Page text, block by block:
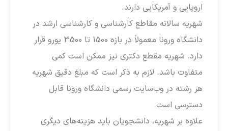
اروپایی و آمریکایی دارند.
شهریه سالانه مقاطع کارشناسی و کارشناسی ارشد در
دانشگاه ورونا معمولاً در بازه 1500 تا 3500 یورو قرار
دارد. شهریه مقطع دکتری نیز ممکن است کمی
متفاوت باشد. لازم به ذکر است که مبلغ دقیق شهریه
هر رشته در وب‌سایت رسمی دانشگاه ورونا قابل
دسترسی است.
علاوه بر شهریه، دانشجویان باید هزینه‌های دیگری